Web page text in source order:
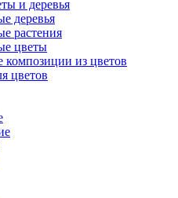
и деревья
деревья
растения
цветы
композиции из цветов
цветов